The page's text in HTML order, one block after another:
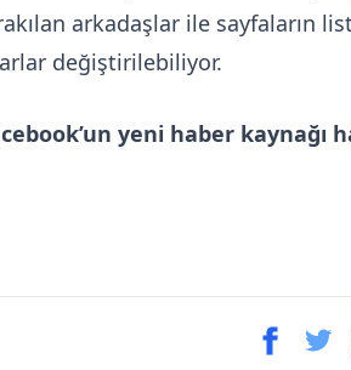
arkadaşlar ile sayfaların
değiştirilebiliyor.
yeni haber kaynağı